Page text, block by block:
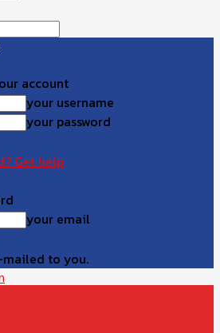
account
your username
your password
Get help
your email
mailed to you.